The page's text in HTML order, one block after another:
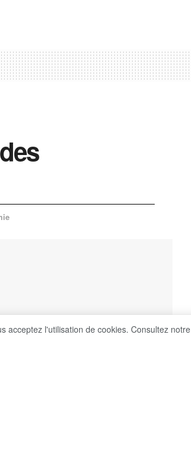
acceptez l'utilisation de cookies. Consultez notre